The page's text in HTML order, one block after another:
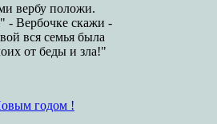
вербу положи.
- Вербочке скажи -
вся семья была
от беды и зла!"
годом !